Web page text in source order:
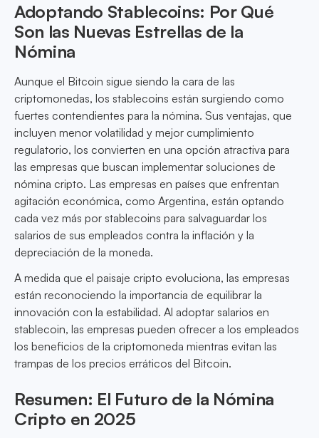
Adoptando Stablecoins: Por Qué
Son las Nuevas Estrellas de la
Nómina
Aunque el Bitcoin sigue siendo la cara de las
criptomonedas, los stablecoins están surgiendo como
fuertes contendientes para la nómina. Sus ventajas, que
incluyen menor volatilidad y mejor cumplimiento
regulatorio, los convierten en una opción atractiva para
las empresas que buscan implementar soluciones de
nómina cripto. Las empresas en países que enfrentan
agitación económica, como Argentina, están optando
cada vez más por stablecoins para salvaguardar los
salarios de sus empleados contra la inflación y la
depreciación de la moneda.
A medida que el paisaje cripto evoluciona, las empresas
están reconociendo la importancia de equilibrar la
innovación con la estabilidad. Al adoptar salarios en
stablecoin, las empresas pueden ofrecer a los empleados
los beneficios de la criptomoneda mientras evitan las
trampas de los precios erráticos del Bitcoin.
Resumen: El Futuro de la Nómina
Cripto en 2025